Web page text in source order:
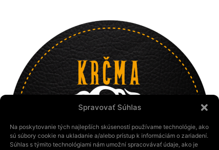
Spravovať Súhlas
Na poskytovanie tých najlepších skúseností používame technológie, ako
sú súbory cookie na ukladanie a/alebo prístup k informáciám o zariadení.
Súhlas s týmito technológiami nám umožní spracovávať údaje, ako je